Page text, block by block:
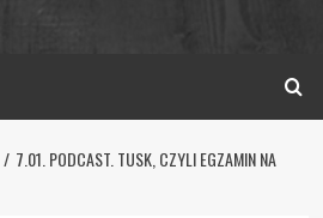
7.01. PODCAST. TUSK, CZYLI EGZAMIN NA